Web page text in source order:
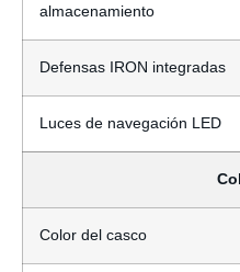
almacenamiento
Defensas IRON integradas
Luces de navegación LED
Color del casco